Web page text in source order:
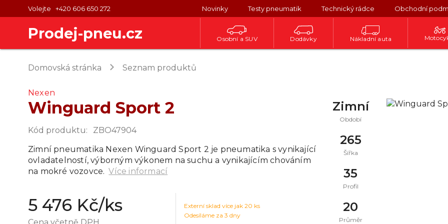
Volejte +420 606 650 272 Novinky Testy pneumatik Technický rádce Obchodní
Prodej-pneu.cz Osobní a SUV Dodávky Nákladní auta
Domovská stránka keyboard_arrow_right Seznam produktů
Nexen
Winguard Sport 2
Kód produktu:
ZBO47904
Zimní pneumatika Nexen Winguard Sport 2 je pneumatika s vynikající
ovladatelností, výborným výkonem na suchu a vynikajícím chováním
na mokré vozovce. Více informací
5 476 Kč/ks
Cena včetně DPH
Externí sklad více jak 20 ks
Odesíláme za 3 dny
Zimní
Období
265
Šířka
35
Profil
20
Průměr